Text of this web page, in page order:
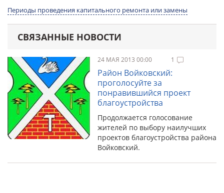
Периоды проведения капитального ремонта или замены
СВЯЗАННЫЕ НОВОСТИ
24 МАЯ 2013 00:00 1
Район Войковский:
проголосуйте за
понравившийся проект
благоустройства
Продолжается голосование
жителей по выбору наилучших
проектов благоустройства района
Войковский.